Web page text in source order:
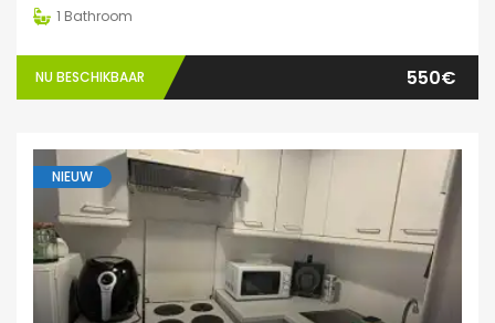
1 Bathroom
NU BESCHIKBAAR 550€
NIEUW